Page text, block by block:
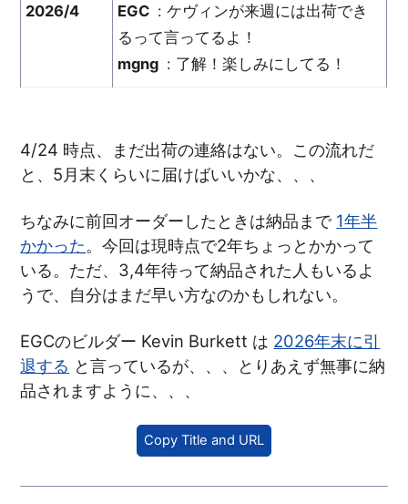
2026/4 EGC : ケヴィンが来週には出荷でき
るって言ってるよ！
mgng : 了解！楽しみにしてる！
4/24 時点、まだ出荷の連絡はない。この流れだ
と、5月末くらいに届けばいいかな、、、
ちなみに前回オーダーしたときは納品まで 1年半
かかった。今回は現時点で2年ちょっとかかって
いる。ただ、3,4年待って納品された人もいるよ
うで、自分はまだ早い方なのかもしれない。
EGCのビルダー Kevin Burkett は 2026年末に引
退する と言っているが、、、とりあえず無事に納
品されますように、、、
Copy Title and URL